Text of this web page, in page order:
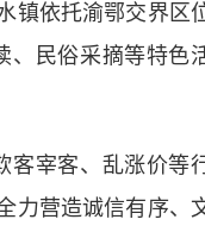
镇依托渝鄂交界区
、民俗采摘等特色
宰客、乱涨价等
力营造诚信有序、